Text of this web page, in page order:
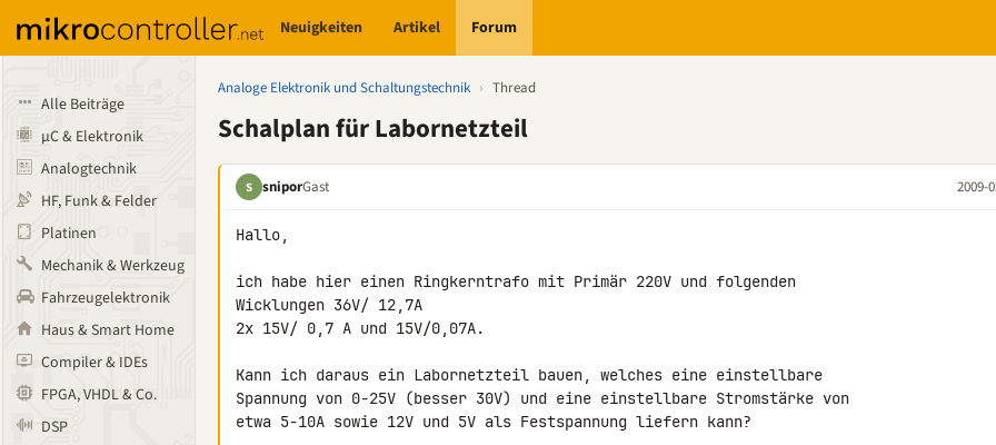
Neuigkeiten Artikel Forum
Alle Beiträge
µC & Elektronik
Analogtechnik
HF, Funk & Felder
Platinen
Mechanik & Werkzeug
Fahrzeugelektronik
Haus & Smart Home
Compiler & IDEs
FPGA, VHDL & Co.
DSP
Analoge Elektronik und Schaltungstechnik › Thread
Schalplan für Labornetzteil
S sniporGast 2009-
Hallo,
ich habe hier einen Ringkerntrafo mit Primär 220V und folgenden
Wicklungen 36V/ 12,7A
2x 15V/ 0,7 A und 15V/0,07A.
Kann ich daraus ein Labornetzteil bauen, welches eine einstellbare
Spannung von 0-25V (besser 30V) und eine einstellbare Stromstärke von
etwa 5-10A sowie 12V und 5V als Festspannung liefern kann?